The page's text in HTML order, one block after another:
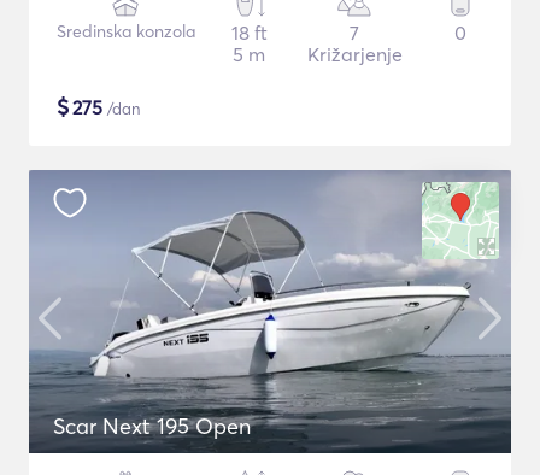
Sredinska konzola
18 ft
5 m
7
Križarjenje
0
$275 /dan
Scar Next 195 Open